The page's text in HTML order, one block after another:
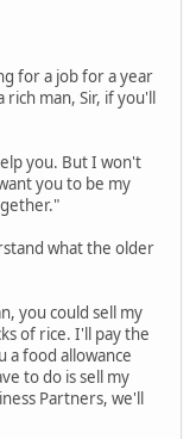
for a job for a year
rich man, Sir, if you'll
you. But I won't
you to be my
what the older
you could sell my
of rice. I'll pay the
a food allowance
to do is sell my
Partners, we'll